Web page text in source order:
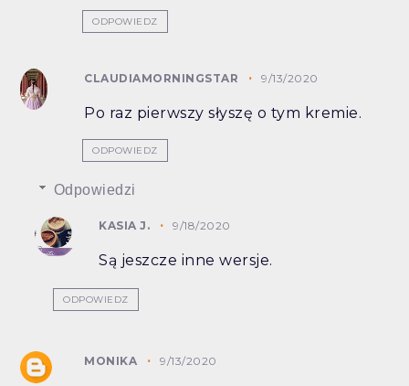
ODPOWIEDZ
CLAUDIAMORNINGSTAR 9/13/2020
Po raz pierwszy słyszę o tym kremie.
ODPOWIEDZ
Odpowiedzi
KASIA J. 9/18/2020
Są jeszcze inne wersje.
ODPOWIEDZ
MONIKA 9/13/2020